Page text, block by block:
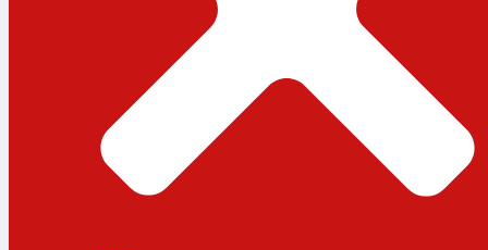
বিশেষ প্রতিবেদন
শেয়ার বাজার
বিচিত্র সংবাদ
সাক্ষাৎকার
সড়ক দুর্ঘটনা
অপরাধ